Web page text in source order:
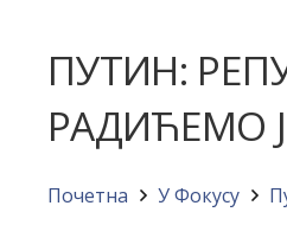
ПУТИН:
РАДИЋЕМО
Почетна У Фокусу